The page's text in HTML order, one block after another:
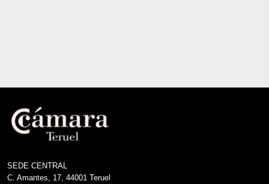
SEDE CENTRAL
C. Amantes, 17, 44001 Teruel